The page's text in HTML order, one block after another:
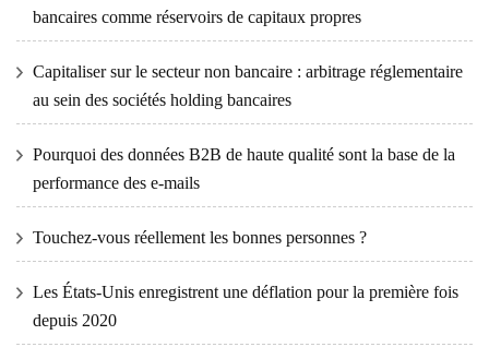
bancaires comme réservoirs de capitaux propres
Capitaliser sur le secteur non bancaire : arbitrage réglementaire
au sein des sociétés holding bancaires
Pourquoi des données B2B de haute qualité sont la base de la
performance des e-mails
Touchez-vous réellement les bonnes personnes ?
Les États-Unis enregistrent une déflation pour la première fois
depuis 2020